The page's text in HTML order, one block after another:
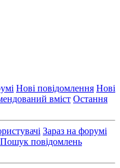
Нові повідомлення Нові
вміст Остання
Зараз на форумі
Пошук повідомлень